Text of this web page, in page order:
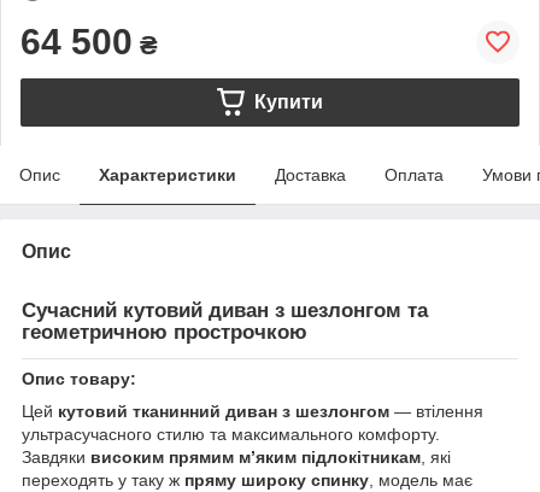
64 500 ₴
Купити
Опис Характеристики Доставка Оплата Умови
Опис
Сучасний кутовий диван з шезлонгом та
геометричною прострочкою
Опис товару:
Цей кутовий тканинний диван з шезлонгом — втілення
ультрасучасного стилю та максимального комфорту.
Завдяки високим прямим м’яким підлокітникам, які
переходять у таку ж пряму широку спинку, модель має